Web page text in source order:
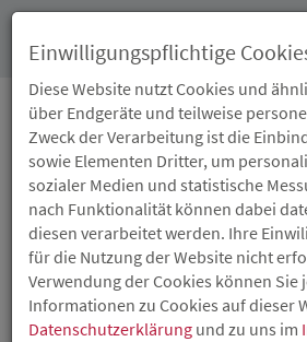
22.05.2024
INNOTOP NEU
AUFGELEGT
Das rheinland-pfälzische
Einwilligungspflichtige
Diese Website nutzt Cookies und
über Endgeräte und teilweise
Zweck der Verarbeitung ist die
sowie Elementen Dritter, um
sozialer Medien und statistische
nach Funktionalität können dabei
diesen verarbeitet werden. Ihre
für die Nutzung der Website nicht
Verwendung der Cookies können
Informationen zu Cookies auf dieser
Datenschutzerklärung und zu uns im